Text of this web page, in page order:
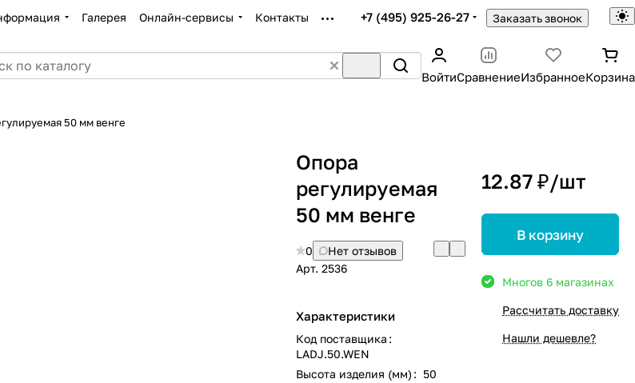
Галерея Онлайн-сервисы Контакты +7 (495) 925-26-27 Заказать звонок
ВойтиСравнениеИзбранноеКорзина
50 мм венге
Опора
регулируемая
50 мм венге
0
Нет отзывов
Арт. 2536
Характеристики
Код поставщика :
LADJ.50.WEN
Высота изделия (мм) : 50
12.87 ₽/шт
В корзину
Многов 6 магазинах
Рассчитать доставку
Нашли дешевле?